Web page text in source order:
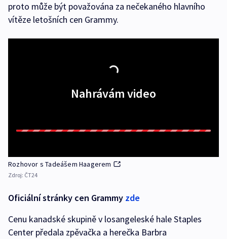
proto může být považována za nečekaného hlavního
vítěze letošních cen Grammy.
Nahrávám video
Rozhovor s Tadeášem Haagerem
Zdroj: ČT24
Oficiální stránky cen Grammy zde
Cenu kanadské skupině v losangeleské hale Staples
Center předala zpěvačka a herečka Barbra